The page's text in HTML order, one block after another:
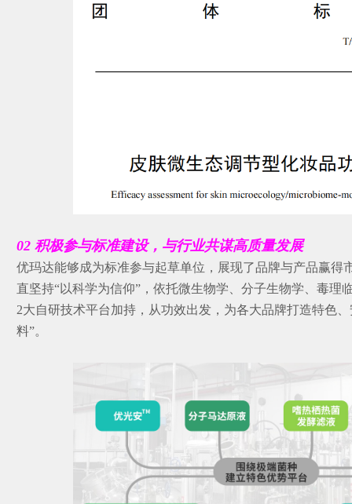
02 积极参与标准建设，与行业共谋高质量发展
优玛达能够成为标准参与起草单位，展现了品牌与产品赢得
直坚持“以科学为信仰”，依托微生物学、分子生物学、毒理
2大自研技术平台加持，从功效出发，为各大品牌打造特色
料”。